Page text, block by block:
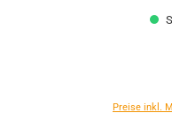
Preise inkl.